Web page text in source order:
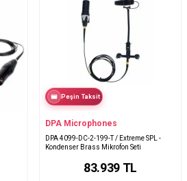
Peşin Taksit
DPA Microphones
DPA 4099-DC-2-199-T / Extreme SPL -
Kondenser Brass Mikrofon Seti
83.939TL